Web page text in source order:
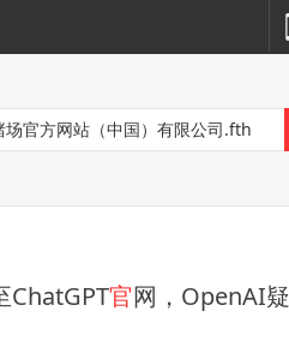
ChatGPT官网，OpenAI疑